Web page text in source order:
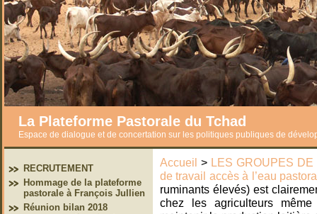
La Plateforme Pastorale du Tchad
Espace de dialogue et de concertation sur les politiques publiques de
RECRUTEMENT
Hommage de la plateforme
pastorale à François Jullien
Réunion bilan 2018
Accueil > LES GROUPES DE
de travail accès à l’eau
ruminants élevés) est
chez les agriculteurs